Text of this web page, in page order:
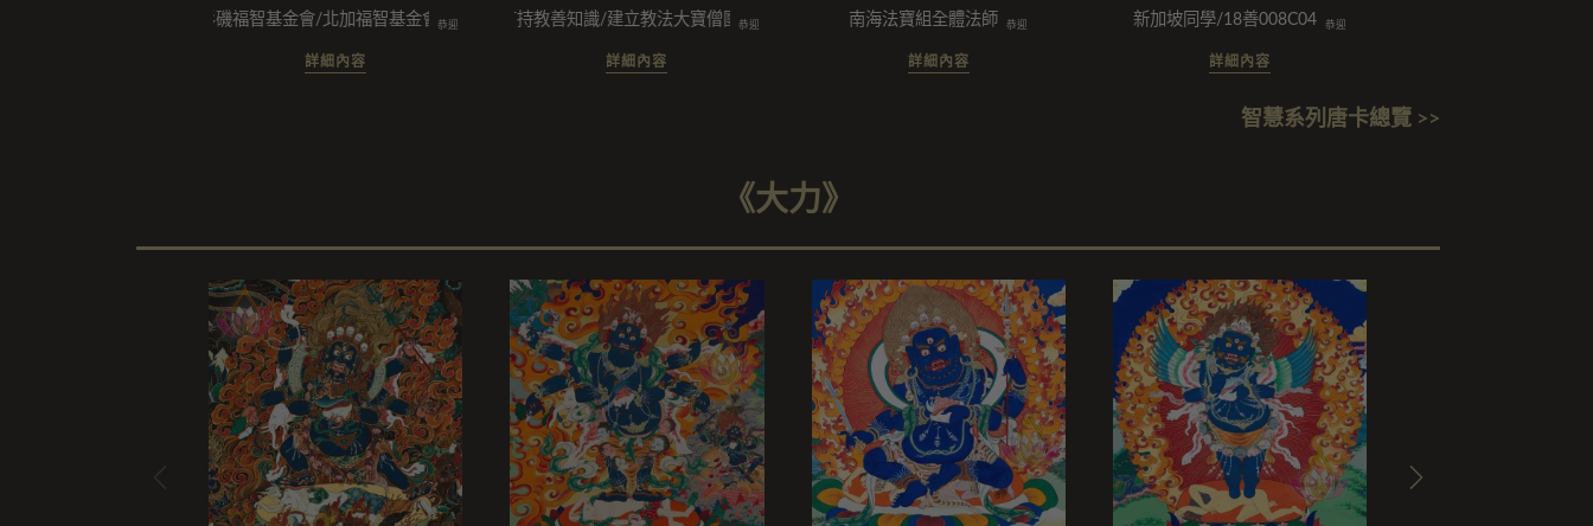
洛杉磯福智基金會/北加福智基金會 恭迎
詳細內容
所有持教善知識/建立教法大寶僧團/陳姿穎/陳拓維/學弘教法三寶弟子/護持正法的龍天護法善神
恭迎
詳細內容
南海法寶組全體法師 恭迎
詳細內容
新加坡同學/18善008C04 恭迎
詳細內容
智慧系列唐卡總覽 >>
《大力》